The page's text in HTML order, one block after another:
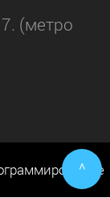
(метро
^